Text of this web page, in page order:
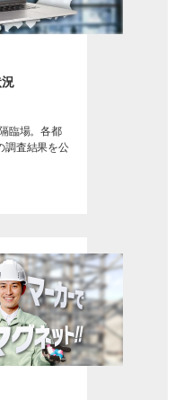
臨場。各都
調査結果を公